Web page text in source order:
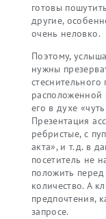
готовы
другие,
очень неловко.
Поэтому,
нужны
расположенной
его в духе
Презентация
ребристые, с
акта», и т.д. в
посетитель не
положить
количество. А
предпочтения,
запросе.